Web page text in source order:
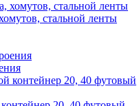
стальной ленты